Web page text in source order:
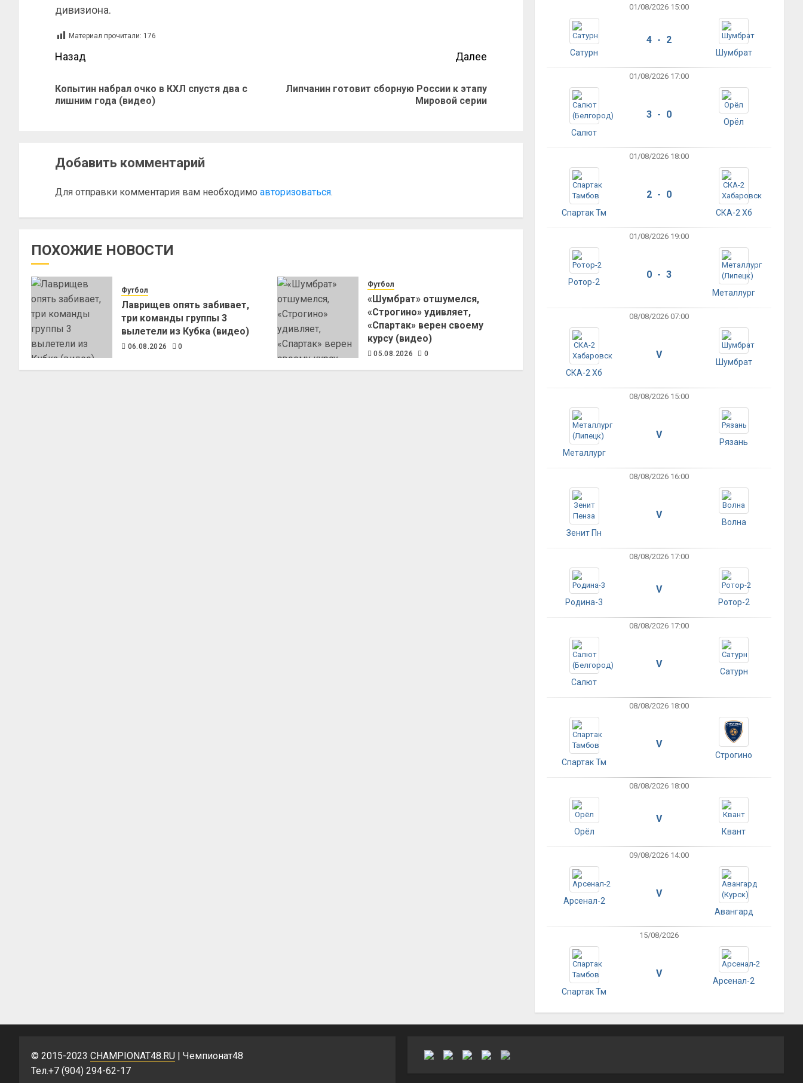
дивизиона.
Материал прочитали: 176
Назад
Копытин набрал очко в КХЛ спустя два с
лишним года (видео)
Далее
Липчанин готовит сборную России к этапу
Мировой серии
Добавить комментарий
Для отправки комментария вам необходимо авторизоваться.
ПОХОЖИЕ НОВОСТИ
Футбол
Лаврищев опять забивает,
три команды группы 3
вылетели из Кубка (видео)
06.08.2026 0
Футбол
«Шумбрат» отшумелся,
«Строгино» удивляет,
«Спартак» верен своему
курсу (видео)
05.08.2026 0
01/08/2026 15:00
Сатурн
4 - 2
Шумбрат
01/08/2026 17:00
Салют
3 - 0
Орёл
01/08/2026 18:00
Спартак Тм
2 - 0
СКА-2 Хб
01/08/2026 19:00
Ротор-2
0 - 3
Металлург
08/08/2026 07:00
СКА-2 Хб
V
Шумбрат
08/08/2026 15:00
Металлург
V
Рязань
08/08/2026 16:00
Зенит Пн
V
Волна
08/08/2026 17:00
Родина-3
V
Ротор-2
08/08/2026 17:00
Салют
V
Сатурн
08/08/2026 18:00
Спартак Тм
V
Строгино
08/08/2026 18:00
Орёл
V
Квант
09/08/2026 14:00
Арсенал-2
V
Авангард
15/08/2026
Спартак Тм
V
Арсенал-2
© 2015-2023 CHAMPIONAT48.RU | Чемпионат48
Тел.+7 (904) 294-62-17